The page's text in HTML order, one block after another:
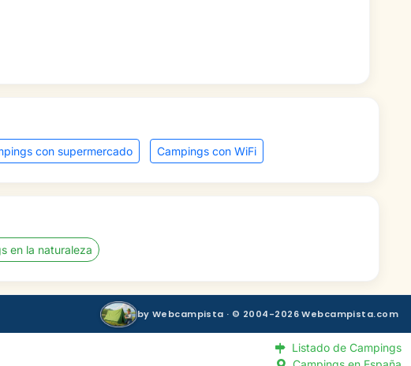
con supermercado Campings con WiFi
en la naturaleza
by Webcampista · © 2004-2026 Webcampista.com
Listado de Campings